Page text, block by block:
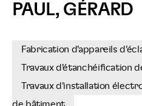
PAUL, GÉRARD
Fabrication d'appareils
Travaux d'étanchéification
Travaux d'installation